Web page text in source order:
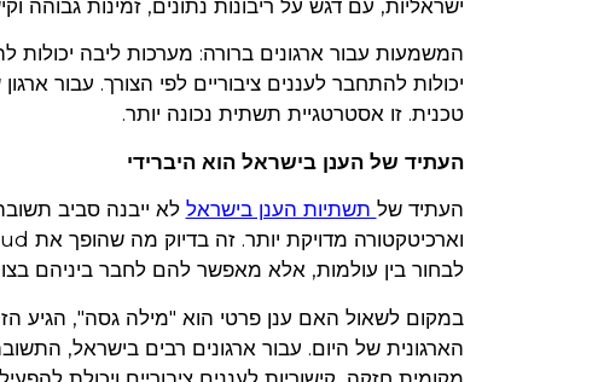
ישראליות, עם דגש על ריבונות נתונים, זמינות גבוהה
המשמעות עבור ארגונים ברורה: מערכות ליבה
יכולות להתחבר לעננים ציבוריים לפי הצורך. עבור
טכנית. זו אסטרטגיית תשתית נכונה יותר.
העתיד של הענן בישראל הוא היברידי
העתיד של תשתיות הענן בישראל לא ייבנה סביב
לבחור בין עולמות, אלא מאפשר להם לחבר ביניהם
במקום לשאול האם ענן פרטי הוא "מילה גסה",